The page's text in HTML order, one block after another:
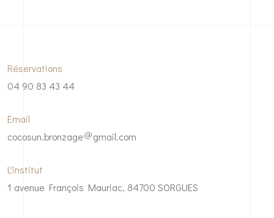
Réservations
04 90 83 43 44
Email
cocosun.bronzage
gmail.com
L'institut
1 avenue François Mauriac, 84700 SORGUES